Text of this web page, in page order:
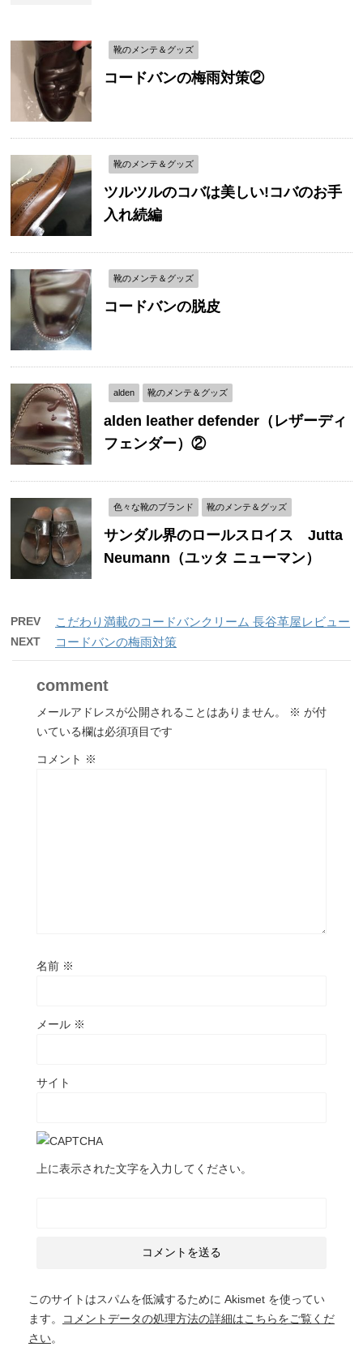
靴のメンテ＆グッズ
コードバンの梅雨対策②
靴のメンテ＆グッズ
ツルツルのコバは美しい!コバのお手
入れ続編
靴のメンテ＆グッズ
コードバンの脱皮
alden 靴のメンテ＆グッズ
alden leather defender（レザーディ
フェンダー）②
色々な靴のブランド 靴のメンテ＆グッズ
サンダル界のロールスロイス Jutta
Neumann（ユッタ ニューマン）
PREV こだわり満載のコードバンクリーム 長谷革屋レビュー
NEXT コードバンの梅雨対策
comment
メールアドレスが公開されることはありません。 ※ が付
いている欄は必須項目です
コメント ※
名前 ※
メール ※
サイト
上に表示された文字を入力してください。
このサイトはスパムを低減するために Akismet を使ってい
ます。
コメントデータの処理方法の詳細はこちらをご覧くだ
さい。